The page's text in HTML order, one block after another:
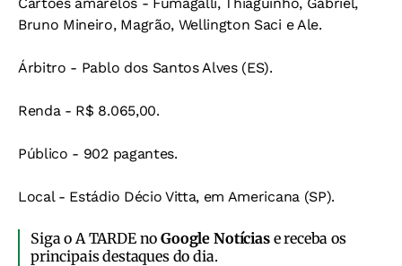
Bruno Mineiro, Magrão, Wellington Saci e Ale.
Árbitro - Pablo dos Santos Alves (ES).
Renda - R$ 8.065,00.
Público - 902 pagantes.
Local - Estádio Décio Vitta, em Americana (SP).
Siga o A TARDE noGoogle Notíciase receba os
principais destaques do dia.